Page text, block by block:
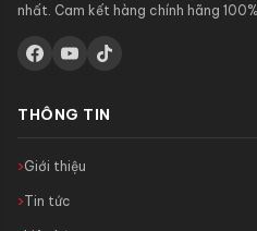
nhất. Cam kết hàng chính hãng
THÔNG TIN
Giới thiệu
Tin tức